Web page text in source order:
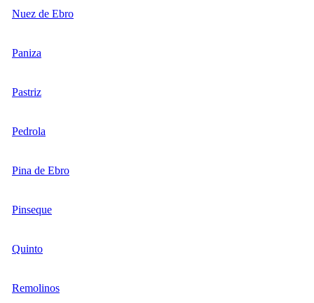
Nuez de Ebro
Paniza
Pastriz
Pedrola
Pina de Ebro
Pinseque
Quinto
Remolinos